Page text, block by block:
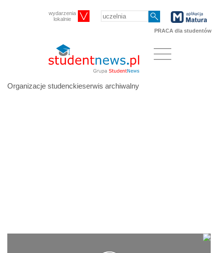
wydarzenia
lokalnie
PRACA dla studentów
Organizacje studenckieserwis archiwalny